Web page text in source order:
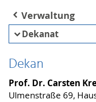
Verwaltung
Dekanat
Dekan
Prof. Dr. Carsten
Ulmenstraße 69,